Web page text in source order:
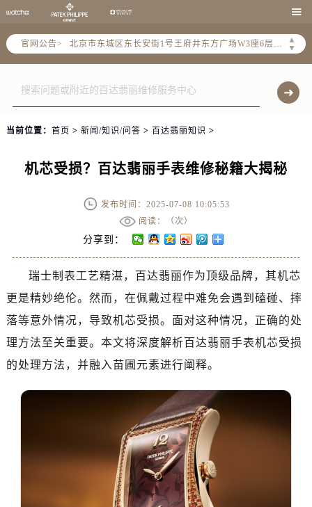

官网公告>
▲
▼
北京市东城区东长安街1号王府井东方广场W3座6层602室售后服务中心（需提前预约）
节假日正常营业！
当前位置： 首页 > 新闻/知识/问答 > 百达翡丽知识 >
机芯受损？百达翡丽手表维修秘籍大揭秘
发布时间：2025-07-08 10:05:53
阅读：（次）
分享到：
瑞士制表工艺精湛，百达翡丽作为顶级品牌，其机芯
更是精妙绝伦。然而，在佩戴过程中难免会遇到磕碰、摔
落等意外情况，导致机芯受损。面对这种情况，正确的处
理方法至关重要。本文将深度解析百达翡丽手表机芯受损
的处理方法，并融入苗圃元素进行阐释。